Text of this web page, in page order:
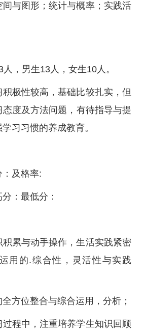
与图形；统计与概率；实践活
，男生13人，女生10人。
极性较高，基础比较扎实，但
度及方法问题，有待指导与提
习习惯的养成教育。
及格率:
：最低分：
累与动手操作，生活实践紧密
用的.综合性，灵活性与实践
方位整合与综合运用，分析；
程中，注重培养学生知识回顾